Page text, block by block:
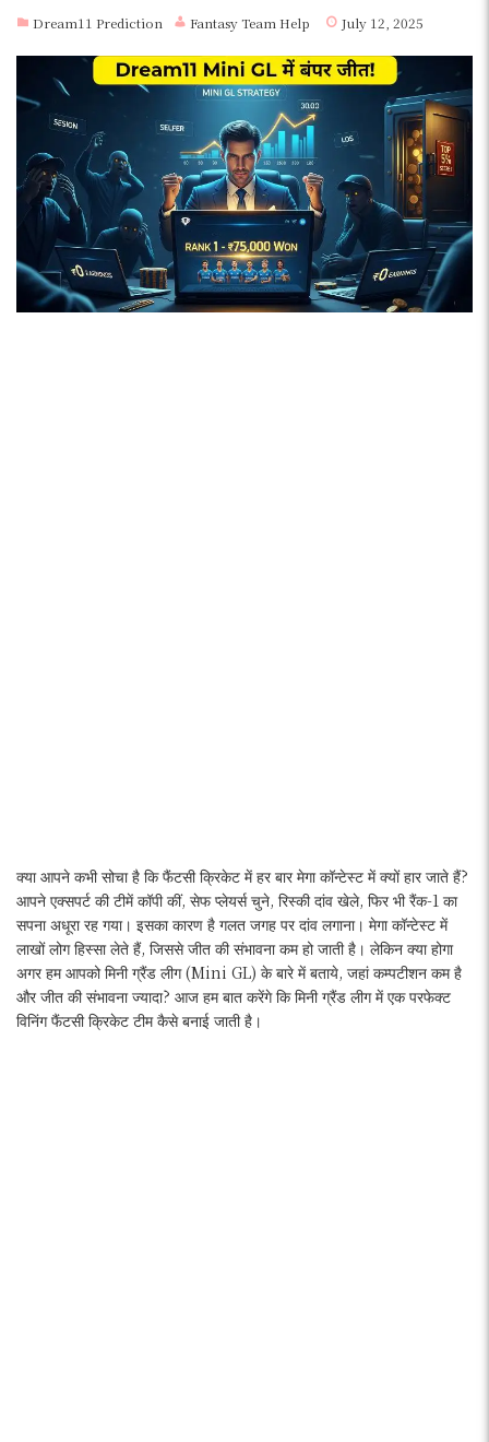
Dream11 Prediction Fantasy Team Help July 12, 2025
क्या आपने कभी सोचा है कि फैंटसी क्रिकेट में हर बार मेगा कॉन्टेस्ट में क्यों हार जाते हैं?
आपने एक्सपर्ट की टीमें कॉपी कीं, सेफ प्लेयर्स चुने, रिस्की दांव खेले, फिर भी रैंक-1 का
सपना अधूरा रह गया। इसका कारण है गलत जगह पर दांव लगाना। मेगा कॉन्टेस्ट में
लाखों लोग हिस्सा लेते हैं, जिससे जीत की संभावना कम हो जाती है। लेकिन क्या होगा
अगर हम आपको मिनी ग्रैंड लीग (Mini GL) के बारे में बताये, जहां कम्पटीशन कम है
और जीत की संभावना ज्यादा? आज हम बात करेंगे कि मिनी ग्रैंड लीग में एक परफेक्ट
विनिंग फैंटसी क्रिकेट टीम कैसे बनाई जाती है।